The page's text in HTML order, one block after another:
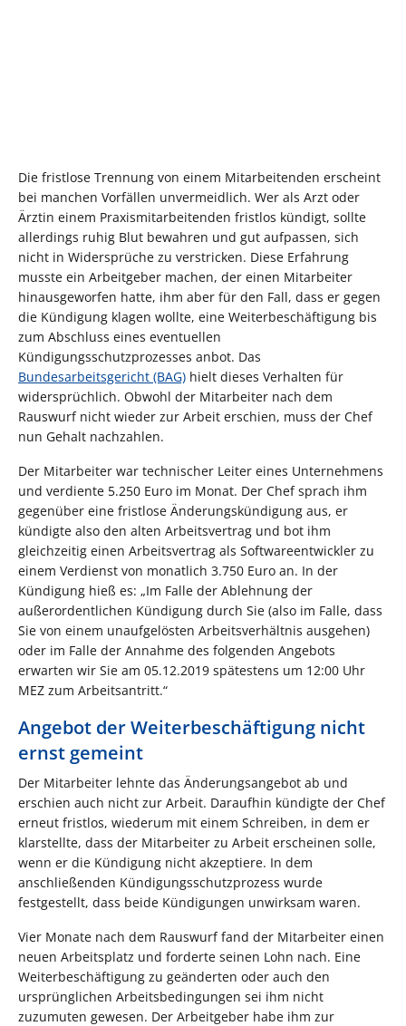
Die fristlose Trennung von einem Mitarbeitenden erscheint
bei manchen Vorfällen unvermeidlich. Wer als Arzt oder
Ärztin einem Praxismitarbeitenden fristlos kündigt, sollte
allerdings ruhig Blut bewahren und gut aufpassen, sich
nicht in Widersprüche zu verstricken. Diese Erfahrung
musste ein Arbeitgeber machen, der einen Mitarbeiter
hinausgeworfen hatte, ihm aber für den Fall, dass er gegen
die Kündigung klagen wollte, eine Weiterbeschäftigung bis
zum Abschluss eines eventuellen
Kündigungsschutzprozesses anbot. Das
Bundesarbeitsgericht (BAG) hielt dieses Verhalten für
widersprüchlich. Obwohl der Mitarbeiter nach dem
Rauswurf nicht wieder zur Arbeit erschien, muss der Chef
nun Gehalt nachzahlen.
Der Mitarbeiter war technischer Leiter eines Unternehmens
und verdiente 5.250 Euro im Monat. Der Chef sprach ihm
gegenüber eine fristlose Änderungskündigung aus, er
kündigte also den alten Arbeitsvertrag und bot ihm
gleichzeitig einen Arbeitsvertrag als Softwareentwickler zu
einem Verdienst von monatlich 3.750 Euro an. In der
Kündigung hieß es: „Im Falle der Ablehnung der
außerordentlichen Kündigung durch Sie (also im Falle, dass
Sie von einem unaufgelösten Arbeitsverhältnis ausgehen)
oder im Falle der Annahme des folgenden Angebots
erwarten wir Sie am 05.12.2019 spätestens um 12:00 Uhr
MEZ zum Arbeitsantritt.“
Angebot der Weiterbeschäftigung nicht
ernst gemeint
Der Mitarbeiter lehnte das Änderungsangebot ab und
erschien auch nicht zur Arbeit. Daraufhin kündigte der Chef
erneut fristlos, wiederum mit einem Schreiben, in dem er
klarstellte, dass der Mitarbeiter zu Arbeit erscheinen solle,
wenn er die Kündigung nicht akzeptiere. In dem
anschließenden Kündigungsschutzprozess wurde
festgestellt, dass beide Kündigungen unwirksam waren.
Vier Monate nach dem Rauswurf fand der Mitarbeiter einen
neuen Arbeitsplatz und forderte seinen Lohn nach. Eine
Weiterbeschäftigung zu geänderten oder auch den
ursprünglichen Arbeitsbedingungen sei ihm nicht
zuzumuten gewesen. Der Arbeitgeber habe ihm zur